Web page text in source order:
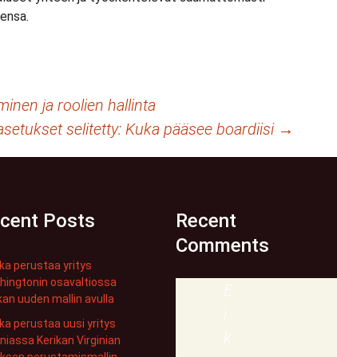
ja roolien hallinta
selitetty: Kuka pääsee boardiisi →
Posts
perustaa yritys
osavaltiossa
uuden mallin avulla
perustaa uusi yritys
Kerikan Virginian
Recent
Comments
E
i
k